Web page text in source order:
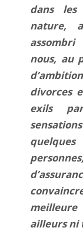
dans
nature,
assombri
nous, au
divorces
exils
ailleurs ni